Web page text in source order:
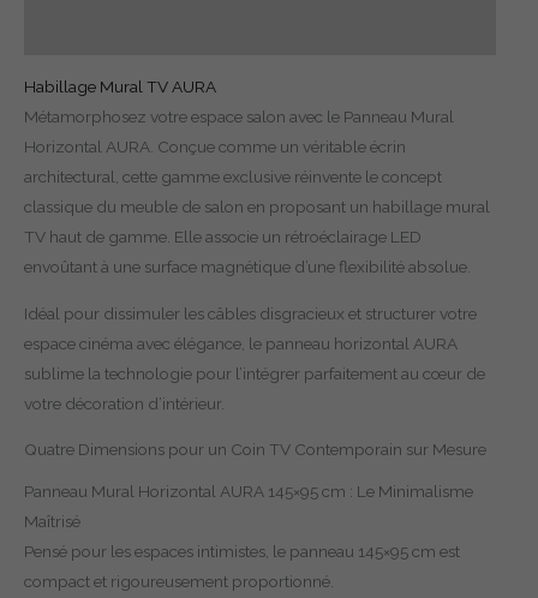
Habillage Mural TV AURA
Métamorphosez votre espace salon avec le Panneau Mural
Horizontal AURA. Conçue comme un véritable écrin
architectural, cette gamme exclusive réinvente le concept
classique du meuble de salon en proposant un habillage mural
TV haut de gamme. Elle associe un rétroéclairage LED
envoûtant à une surface magnétique d’une flexibilité absolue.
Idéal pour dissimuler les câbles disgracieux et structurer votre
espace cinéma avec élégance, le panneau horizontal AURA
sublime la technologie pour l’intégrer parfaitement au cœur de
votre décoration d’intérieur.
Quatre Dimensions pour un Coin TV Contemporain sur Mesure
Panneau Mural Horizontal AURA 145×95 cm : Le Minimalisme
Maîtrisé
Pensé pour les espaces intimistes, le panneau 145×95 cm est
compact et rigoureusement proportionné.